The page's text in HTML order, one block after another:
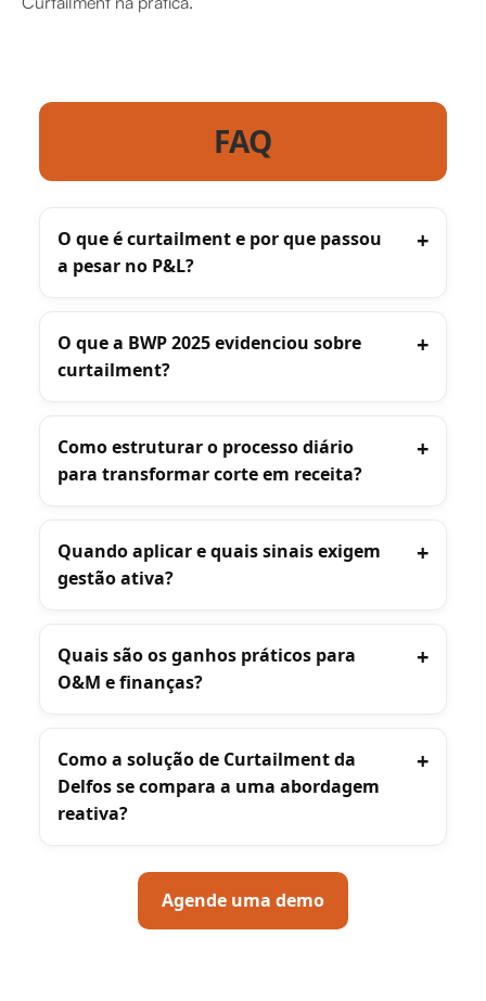
FAQ
O que é curtailment e por que passou
a pesar no P&L?
O que a BWP 2025 evidenciou sobre
curtailment?
Como estruturar o processo diário
para transformar corte em receita?
Quando aplicar e quais sinais exigem
gestão ativa?
Quais são os ganhos práticos para
O&M e finanças?
Como a solução de Curtailment da
Delfos se compara a uma abordagem
reativa?
Agende uma demo